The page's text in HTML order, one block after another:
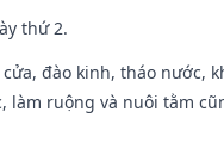
thứ 2.
đào kinh, tháo nước,
làm ruộng và nuôi tằm